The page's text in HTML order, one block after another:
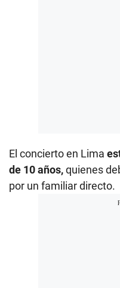
El concierto en Lima
de 10 años,quienes
por un familiar directo.